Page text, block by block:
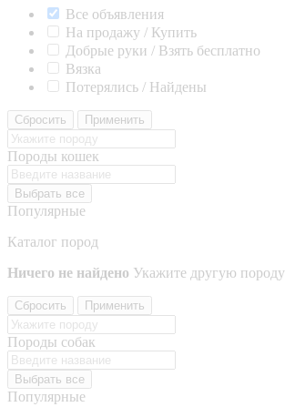
Все объявления
На продажу / Купить
Добрые руки / Взять бесплатно
Вязка
Потерялись / Найдены
Сбросить Применить
Породы кошек
Выбрать все
Популярные
Каталог пород
Ничего не найдено Укажите другую породу
Сбросить Применить
Породы собак
Выбрать все
Популярные